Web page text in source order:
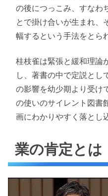
の後につっこみ、すなわ
とで掛け合いが生まれ、
幅するという手法をとら
桂枝雀は緊張と緩和理論
し、著書の中で定説とし
の影響を幼少期より受け
の使いのサイレント図書
画にわかりやすく落とし
業の肯定とは